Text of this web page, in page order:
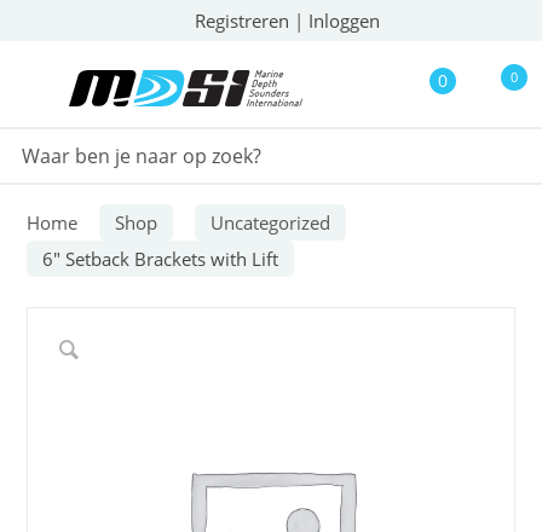
Registreren | Inloggen
0 0
Home Shop
Uncategorized
6″ Setback Brackets with Lift